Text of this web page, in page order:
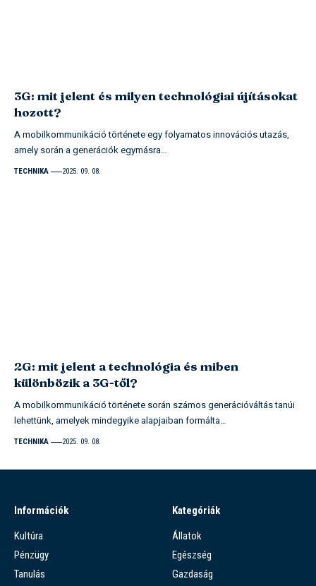
3G: mit jelent és milyen technológiai újításokat
hozott?
A mobilkommunikáció története egy folyamatos innovációs utazás,
amely során a generációk egymásra…
TECHNIKA 2025. 09. 08.
2G: mit jelent a technológia és miben
különbözik a 3G-től?
A mobilkommunikáció története során számos generációváltás tanúi
lehettünk, amelyek mindegyike alapjaiban formálta…
TECHNIKA 2025. 09. 08.
Információk
Kultúra
Pénzügy
Tanulás
Kategóriák
Állatok
Egészség
Gazdaság